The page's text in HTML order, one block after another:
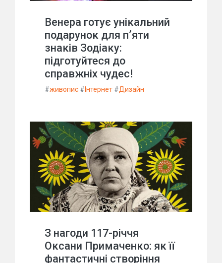
Венера готує унікальний
подарунок для п’яти
знаків Зодіаку:
підготуйтеся до
справжніх чудес!
#живопис # Інтернет #Дизайн
З нагоди 117-річчя
Оксани Примаченко: як її
фантастичні створіння